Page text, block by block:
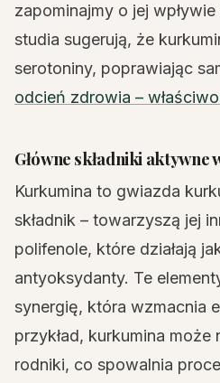
zapominajmy o jej
studia sugerują, że
serotoniny, poprawiając
odcień zdrowia –
Główne składniki aktywne
Kurkumina to gwiazda
składnik – towarzyszą jej
polifenole, które działają
antyoksydanty. Te
synergię, która wzmacnia
przykład, kurkumina
rodniki, co spowalnia